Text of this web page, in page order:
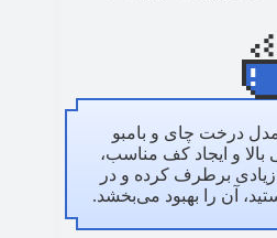
درخت چای و بامبو
بالا و ایجاد کف مناسب،
برطرف کرده و در
آن را بهبود می‌بخشد.